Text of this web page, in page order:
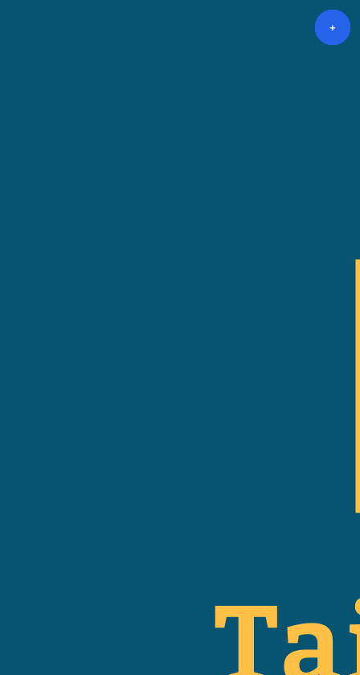
+
+
+
+
+
+
+
+
+
+
+
+
+
+
+
+
+
+
+
+
+
+
+
+